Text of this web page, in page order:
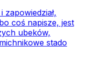
zapowiedział,
coś napisze, jest
ubeków,
stado